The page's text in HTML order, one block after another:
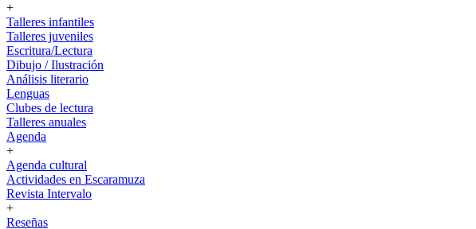
+
Talleres infantiles
Talleres juveniles
Escritura/Lectura
Dibujo / Ilustración
Análisis literario
Lenguas
Clubes de lectura
Talleres anuales
Agenda
+
Agenda cultural
Actividades en Escaramuza
Revista Intervalo
+
Reseñas